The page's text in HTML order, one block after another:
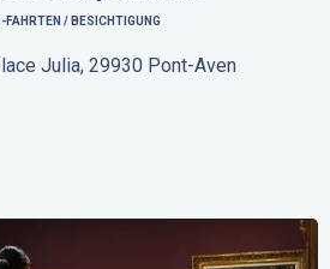
-FAHRTEN / BESICHTIGUNG
Julia, 29930 Pont-Aven